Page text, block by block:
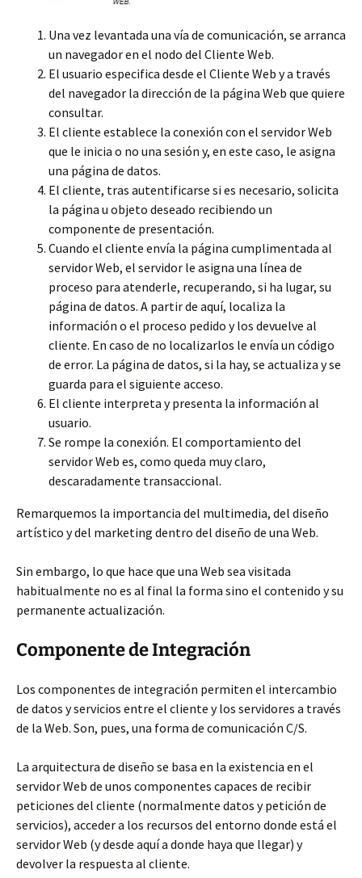
Una vez levantada una vía de comunicación, se arranca
un navegador en el nodo del Cliente Web.
El usuario especifica desde el Cliente Web y a través
del navegador la dirección de la página Web que quiere
consultar.
El cliente establece la conexión con el servidor Web
que le inicia o no una sesión y, en este caso, le asigna
una página de datos.
El cliente, tras autentificarse si es necesario, solicita
la página u objeto deseado recibiendo un
componente de presentación.
Cuando el cliente envía la página cumplimentada al
servidor Web, el servidor le asigna una línea de
proceso para atenderle, recuperando, si ha lugar, su
página de datos. A partir de aquí, localiza la
información o el proceso pedido y los devuelve al
cliente. En caso de no localizarlos le envía un código
de error. La página de datos, si la hay, se actualiza y se
guarda para el siguiente acceso.
El cliente interpreta y presenta la información al
usuario.
Se rompe la conexión. El comportamiento del
servidor Web es, como queda muy claro,
descaradamente transaccional.
Remarquemos la importancia del multimedia, del diseño
artístico y del marketing dentro del diseño de una Web.
Sin embargo, lo que hace que una Web sea visitada
habitualmente no es al final la forma sino el contenido y su
permanente actualización.
Componente de Integración
Los componentes de integración permiten el intercambio
de datos y servicios entre el cliente y los servidores a través
de la Web. Son, pues, una forma de comunicación C/S.
La arquitectura de diseño se basa en la existencia en el
servidor Web de unos componentes capaces de recibir
peticiones del cliente (normalmente datos y petición de
servicios), acceder a los recursos del entorno donde está el
servidor Web (y desde aquí a donde haya que llegar) y
devolver la respuesta al cliente.